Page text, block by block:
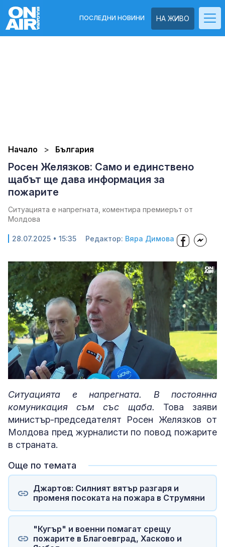
НА ЖИВО
ПОСЛЕДНИ НОВИНИ
Начало България
Росен Желязков: Само и единствено
щабът ще дава информация за
пожарите
Ситуацията е напрегната, коментира премиерът от
Молдова
28.07.2025 • 15:35 Редактор: Вяра Димова
Unmute Loaded:
100.00%
Ситуацията е напрегната. В постоянна
комуникация съм със щаба. Това заяви
министър-председателят Росен Желязков от
Молдова пред журналисти по повод пожарите
в страната.
Още по темата
Джартов: Силният вятър разгаря и
променя посоката на пожара в Струмяни
"Кугър" и военни помагат срещу
пожарите в Благоевград, Хасково и